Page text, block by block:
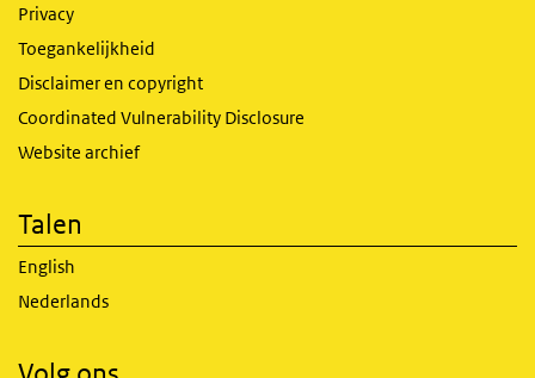
Privacy
Toegankelijkheid
Disclaimer en copyright
Coordinated Vulnerability Disclosure
Website archief
Talen
English
Nederlands